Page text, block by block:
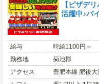
【ピザデ
活躍中♪バ
給与
時給1100円～
勤務地
菊池郡
アクセス
豊肥本線 肥後